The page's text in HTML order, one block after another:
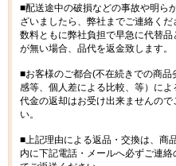
■配送途中の破損などの事故や明ら
ざいましたら、弊社までご連絡く
数料ともに弊社負担で早急に代替品
が無い場合、品代を返金致します。
■お客様のご都合(不在続きでの商品
感等、個人差による比較、等）によ
代金の返却はお受け出来ませんので
い。
■上記理由による返品・交換は、商
内に下記電話・メールへ必ずご連絡